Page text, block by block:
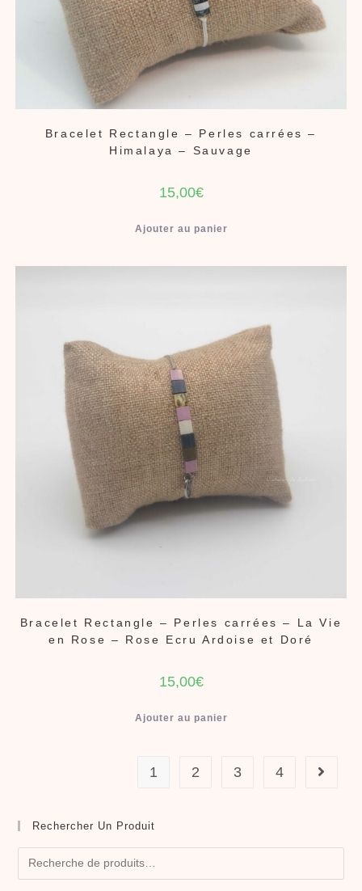
Bracelet Rectangle – Perles carrées –
Himalaya – Sauvage
15,00€
Ajouter au panier
Bracelet Rectangle – Perles carrées – La Vie
en Rose – Rose Ecru Ardoise et Doré
15,00€
Ajouter au panier
1 2 3 4
Rechercher Un Produit